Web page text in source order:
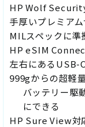
HP Wolf
手厚いプレミア
MILスペックに準
HP eSIM
左右にあるUSB-
999gからの超軽
バッテリー駆
にできる
HP Sure View対